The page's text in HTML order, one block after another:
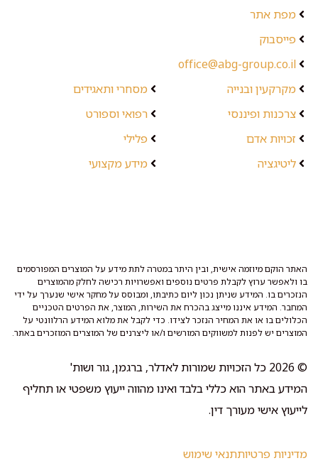
מפת אתר
פייסבוק
office@abg-group.co.il
מקרקעין ובנייה
צרכנות ופיננסי
זכויות אדם
ליטיגציה
מסחרי ותאגידים
רפואי וספורט
פלילי
מידע מקצועי
האתר הוקם מיוזמה אישית, ובין היתר במטרה לתת מידע על המוצרים המפורסמים
בו ולאפשר ערוץ לקבלת פרטים נוספים ואפשרויות רכישה לחלק מהמוצרים
הנזכרים בו. המידע שניתן נכון ליום כתיבתו, ומבוסס על מחקר אישי שנערך על ידי
המחבר. המידע איננו מייצג בהכרח את השירות, המוצר, את הפרטים הטכניים
הכלולים בו או את המחיר הנזכר לצידו. כדי לקבל את מלוא המידע הרלוונטי על
המוצרים יש לפנות למשווקים המורשים ו/או ליצרנים של המוצרים המוזכרים באתר.
© 2026 כל הזכויות שמורות לאדלר, ברגמן, גור ושות'
המידע באתר הוא כללי בלבד ואינו מהווה ייעוץ משפטי או תחליף
לייעוץ אישי מעורך דין.
מדיניות פרטיותתנאי שימוש